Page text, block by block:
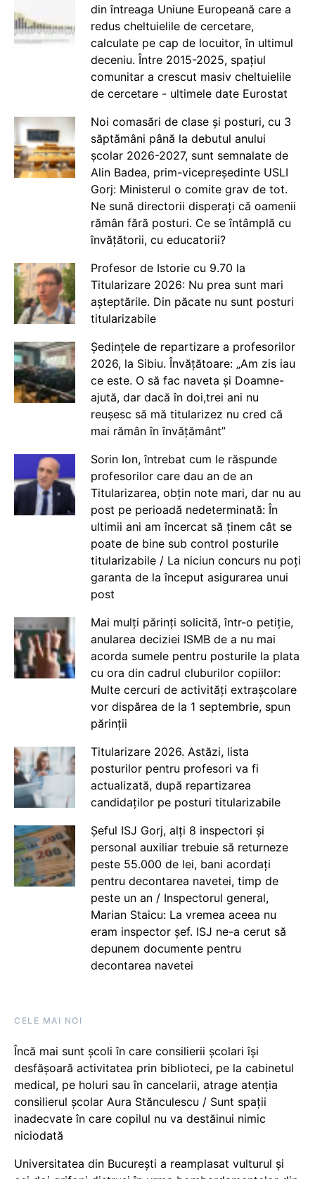
din întreaga Uniune Europeană care a
redus cheltuielile de cercetare,
calculate pe cap de locuitor, în ultimul
deceniu. Între 2015-2025, spațiul
comunitar a crescut masiv cheltuielile
de cercetare - ultimele date Eurostat
Noi comasări de clase și posturi, cu 3
săptămâni până la debutul anului
școlar 2026-2027, sunt semnalate de
Alin Badea, prim-vicepreședinte USLI
Gorj: Ministerul o comite grav de tot.
Ne sună directorii disperați că oamenii
rămân fără posturi. Ce se întâmplă cu
învățătorii, cu educatorii?
Profesor de Istorie cu 9.70 la
Titularizare 2026: Nu prea sunt mari
așteptările. Din păcate nu sunt posturi
titularizabile
Ședințele de repartizare a profesorilor
2026, la Sibiu. Învățătoare: „Am zis iau
ce este. O să fac naveta și Doamne-
ajută, dar dacă în doi,trei ani nu
reușesc să mă titularizez nu cred că
mai rămân în învățământ”
Sorin Ion, întrebat cum le răspunde
profesorilor care dau an de an
Titularizarea, obțin note mari, dar nu au
post pe perioadă nedeterminată: În
ultimii ani am încercat să ținem cât se
poate de bine sub control posturile
titularizabile / La niciun concurs nu poți
garanta de la început asigurarea unui
post
Mai mulți părinți solicită, într-o petiție,
anularea deciziei ISMB de a nu mai
acorda sumele pentru posturile la plata
cu ora din cadrul cluburilor copiilor:
Multe cercuri de activități extrașcolare
vor dispărea de la 1 septembrie, spun
părinții
Titularizare 2026. Astăzi, lista
posturilor pentru profesori va fi
actualizată, după repartizarea
candidaților pe posturi titularizabile
Șeful ISJ Gorj, alți 8 inspectori și
personal auxiliar trebuie să returneze
peste 55.000 de lei, bani acordați
pentru decontarea navetei, timp de
peste un an / Inspectorul general,
Marian Staicu: La vremea aceea nu
eram inspector șef. ISJ ne-a cerut să
depunem documente pentru
decontarea navetei
CELE MAI NOI
Încă mai sunt școli în care consilierii școlari își
desfășoară activitatea prin biblioteci, pe la cabinetul
medical, pe holuri sau în cancelarii, atrage atenția
consilierul școlar Aura Stănculescu / Sunt spații
inadecvate în care copilul nu va destăinui nimic
niciodată
Universitatea din București a reamplasat vulturul și